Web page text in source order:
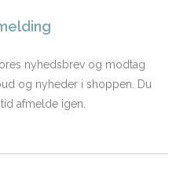
nyhedsbrev og modtag
og nyheder i shoppen. Du
afmelde igen.